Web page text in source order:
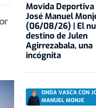
Movida Deportiva
José Manuel
(06/08/26) | El
destino de Julen
Agirrezabala, una
incógnita
ONDA VASCA CON
MANUEL MONJE